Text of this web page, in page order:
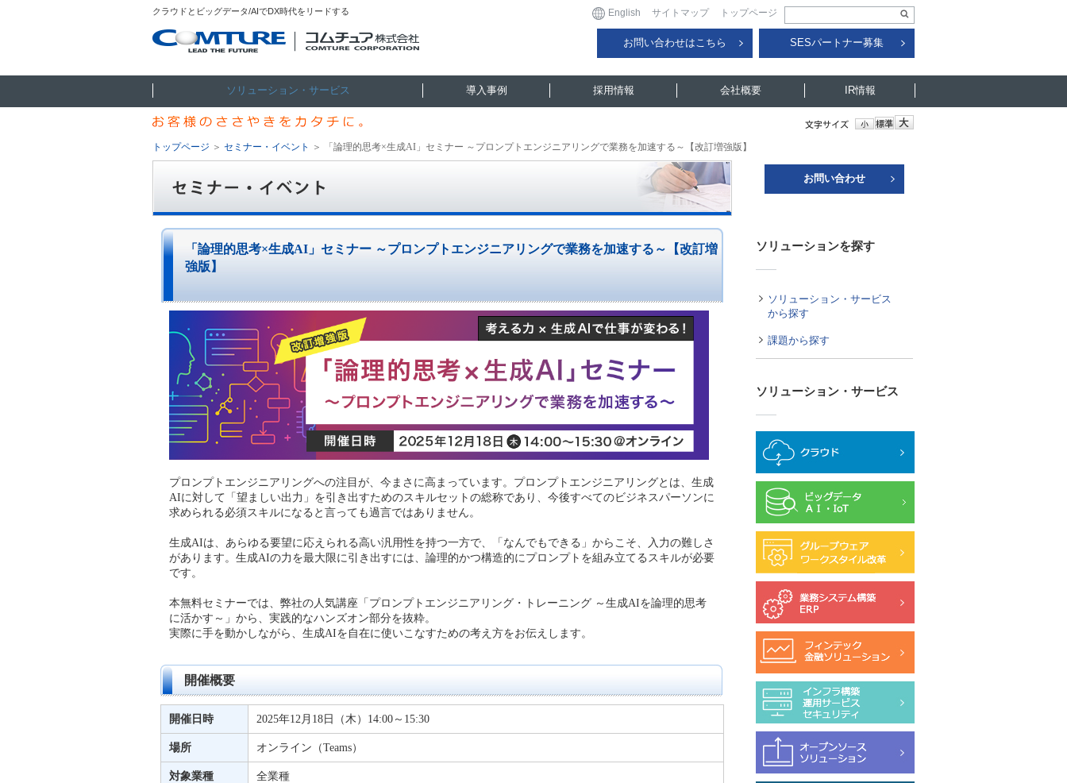
クラウドとビッグデータ/AIでDX時代をリードする English サイトマップ トップページ
お問い合わせはこちら SESパートナー募集
ソリューション・サービス 導入事例 採用情報 会社概要 IR情報
トップページ ＞ セミナー・イベント ＞ 「論理的思考×生成AI」セミナー ～プロンプトエンジニアリングで業務を加速する～【改訂増強版】
「論理的思考×生成AI」セミナー ～プロンプトエンジニアリングで業務を加速する～【改訂増
強版】
プロンプトエンジニアリングへの注目が、今まさに高まっています。プロンプトエンジニアリングとは、生成
AIに対して「望ましい出力」を引き出すためのスキルセットの総称であり、今後すべてのビジネスパーソンに
求められる必須スキルになると言っても過言ではありません。
生成AIは、あらゆる要望に応えられる高い汎用性を持つ一方で、「なんでもできる」からこそ、入力の難しさ
があります。生成AIの力を最大限に引き出すには、論理的かつ構造的にプロンプトを組み立てるスキルが必要
です。
本無料セミナーでは、弊社の人気講座「プロンプトエンジニアリング・トレーニング ～生成AIを論理的思考
に活かす～」から、実践的なハンズオン部分を抜粋。
実際に手を動かしながら、生成AIを自在に使いこなすための考え方をお伝えします。
開催概要
開催日時 2025年12月18日（木）14:00～15:30
場所 オンライン（Teams）
対象業種 全業種
お問い合わせ
ソリューションを探す
ソリューション・サービス
から探す
課題から探す
ソリューション・サービス